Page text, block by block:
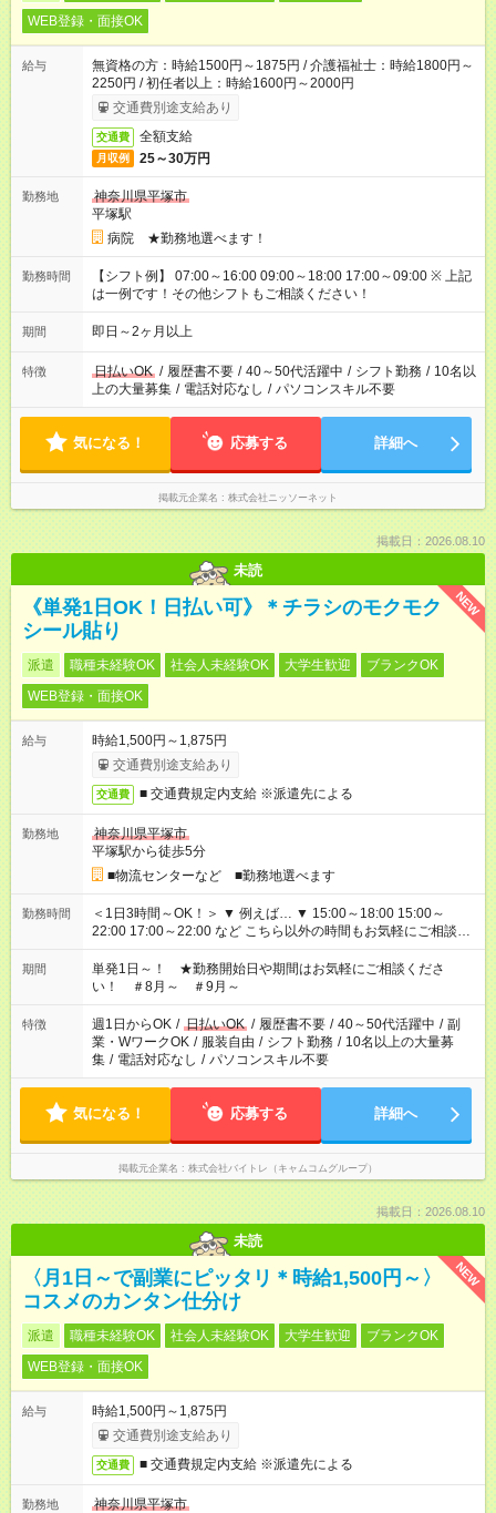
WEB登録・面接OK
給与
無資格の方：時給1500円～1875円 / 介護福祉士：時給1800円～
2250円 / 初任者以上：時給1600円～2000円
交通費別途支給あり
交通費 全額支給
月収例 25～30万円
勤務地
神奈川県平塚市
平塚駅
病院 ★勤務地選べます！
勤務時間
【シフト例】 07:00～16:00 09:00～18:00 17:00～09:00 ※ 上記
は一例です！その他シフトもご相談ください！
期間 即日～2ヶ月以上
特徴 日払いOK / 履歴書不要 / 40～50代活躍中 / シフト勤務 / 10名以
上の大量募集 / 電話対応なし / パソコンスキル不要
気になる！ 応募する 詳細へ
掲載元企業名 株式会社ニッソーネット
掲載日：2026.08.10
未読
NEW
《単発1日OK！日払い可》＊チラシのモクモク
シール貼り
派遣 職種未経験OK 社会人未経験OK 大学生歓迎
ブランクOK
WEB登録・面接OK
給与
時給1,500円～1,875円
交通費別途支給あり
交通費 ■ 交通費規定内支給 ※派遣先による
勤務地
神奈川県平塚市
平塚駅から徒歩5分
■物流センターなど ■勤務地選べます
勤務時間
＜1日3時間～OK！＞ ▼ 例えば… ▼ 15:00～18:00 15:00～
22:00 17:00～22:00 など こちら以外の時間もお気軽にご相談く
ださい！
期間
単発1日～！ ★勤務開始日や期間はお気軽にご相談くださ
い！ ＃8月～ ＃9月～
特徴 週1日からOK / 日払いOK / 履歴書不要 / 40～50代活躍中 / 副
業・WワークOK / 服装自由 / シフト勤務 / 10名以上の大量募
集 / 電話対応なし / パソコンスキル不要
気になる！ 応募する 詳細へ
掲載元企業名 株式会社バイトレ（キャムコムグループ）
掲載日：2026.08.10
未読
NEW
〈月1日～で副業にピッタリ＊時給1,500円～〉
コスメのカンタン仕分け
派遣 職種未経験OK 社会人未経験OK 大学生歓迎
ブランクOK
WEB登録・面接OK
給与
時給1,500円～1,875円
交通費別途支給あり
交通費 ■ 交通費規定内支給 ※派遣先による
勤務地
神奈川県平塚市